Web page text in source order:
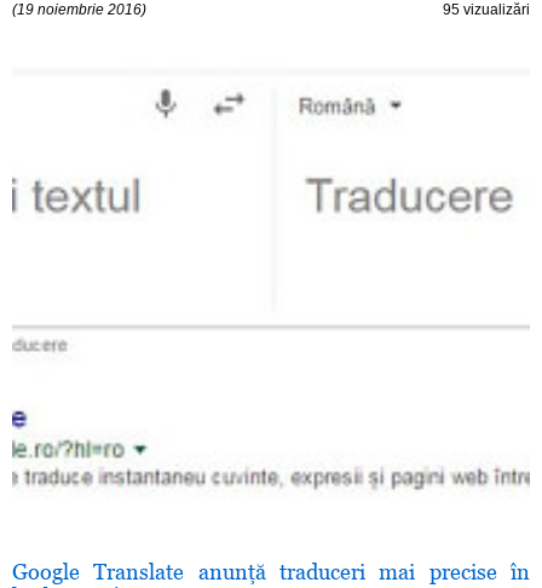
(19 noiembrie 2016) 95 vizualizări
Google Translate anunţă traduceri mai precise în